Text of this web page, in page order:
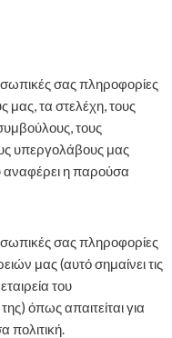
σας πληροφορίες
μας, τα στελέχη, τους
τους
υπεργολάβους μας
αναφέρει η παρούσα
σας πληροφορίες
μας (αυτό σημαίνει τις
του
όπως απαιτείται για